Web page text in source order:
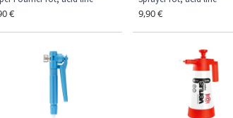
€ 9,90€